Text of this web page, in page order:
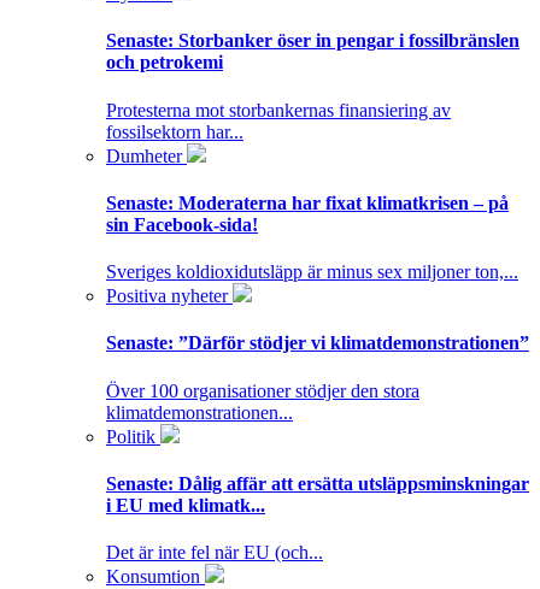
Senaste: Storbanker öser in pengar i fossilbränslen
och petrokemi
Protesterna mot storbankernas finansiering av
fossilsektorn har...
Dumheter
Senaste: Moderaterna har fixat klimatkrisen – på
sin Facebook-sida!
Sveriges koldioxidutsläpp är minus sex miljoner ton,...
Positiva nyheter
Senaste: ”Därför stödjer vi klimatdemonstrationen”
Över 100 organisationer stödjer den stora
klimatdemonstrationen...
Politik
Senaste: Dålig affär att ersätta utsläppsminskningar
i EU med klimatk...
Det är inte fel när EU (och...
Konsumtion